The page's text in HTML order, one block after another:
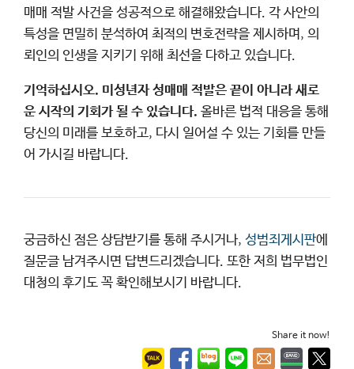
매매 적발 사건을 성공적으로 해결해왔습니다. 각 사안의
특성을 면밀히 분석하여 최적의 변호전략을 제시하며, 의
뢰인의 인생을 지키기 위해 최선을 다하고 있습니다.
기억하십시오. 미성년자 성매매 적발은 끝이 아니라 새로
운 시작의 기회가 될 수 있습니다. 올바른 법적 대응을 통해
당신의 미래를 보호하고, 다시 일어설 수 있는 기회를 만들
어 가시길 바랍니다.
궁금하신 점은 상담받기를 통해 주시거나, 성범죄게시판에
질문글 남겨주시면 답변드리겠습니다. 또한 저희 법무법인
대청의 후기도 꼭 확인해보시기 바랍니다.
Share it now!